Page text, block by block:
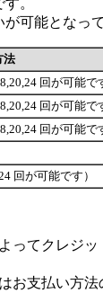
。
可能となっ
法
回が可能で
回が可能で
回が可能で
回が可能です）
ってクレジ
お支払い方